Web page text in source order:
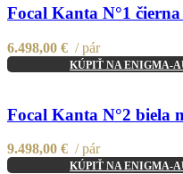
Quick view
Focal Kanta N°1
6.498,00 € pár
KÚPIŤ NA ENIGMA-
Quick view
Focal Kanta N°2 biela
9.498,00 € pár
KÚPIŤ NA ENIGMA-